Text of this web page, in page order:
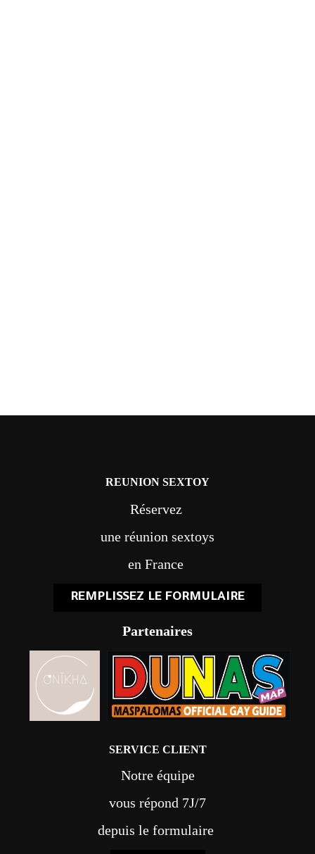
REUNION SEXTOY
Réservez
une réunion sextoys
en France
REMPLISSEZ LE FORMULAIRE
Partenaires
SERVICE CLIENT
Notre équipe
vous répond 7J/7
depuis le formulaire